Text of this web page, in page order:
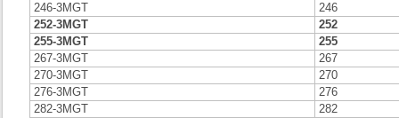
246-3MGT
246
252-3MGT
252
255-3MGT
255
267-3MGT
267
270-3MGT
270
276-3MGT
276
282-3MGT
282